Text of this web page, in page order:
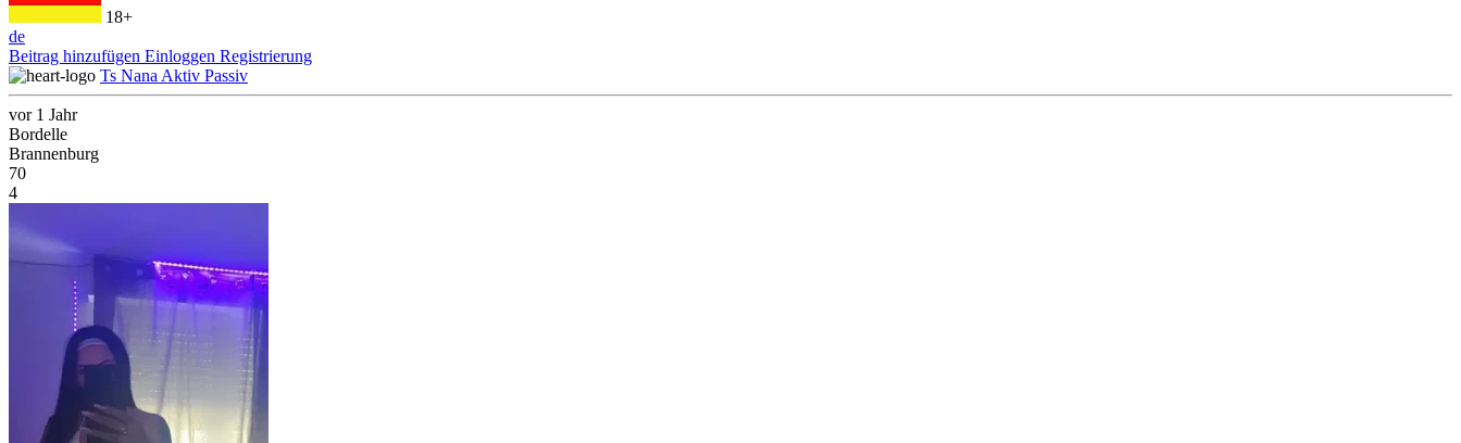
18+
de
Beitrag hinzufügen Einloggen Registrierung
Ts Nana Aktiv Passiv
vor 1 Jahr
Bordelle
Brannenburg
70
4